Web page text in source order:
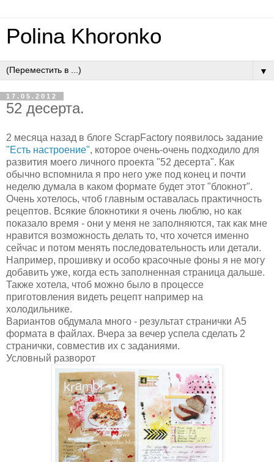
Polina Khoronko
▼
17.05.2012
52 десерта.
2 месяца назад в блоге ScrapFactory появилось задание
"Есть настроение", которое очень-очень подходило для
развития моего личного проекта "52 десерта". Как
обычно вспомнила я про него уже под конец и почти
неделю думала в каком формате будет этот "блокнот".
Очень хотелось, чтоб главным оставалась практичность
рецептов. Всякие блокнотики я очень люблю, но как
показало время - они у меня не заполняются, так как мне
нравится возможность делать то, что хочется именно
сейчас и потом менять последовательность или детали.
Например, прошивку и особо красочные фоны я не могу
добавить уже, когда есть заполненная страница дальше.
Также хотела, чтоб можно было в процессе
приготовления видеть рецепт например на
холодильнике.
Вариантов обдумала много - результат странички А5
формата в файлах. Вчера за вечер успела сделать 2
странички, совместив их с заданиями.
Условный разворот